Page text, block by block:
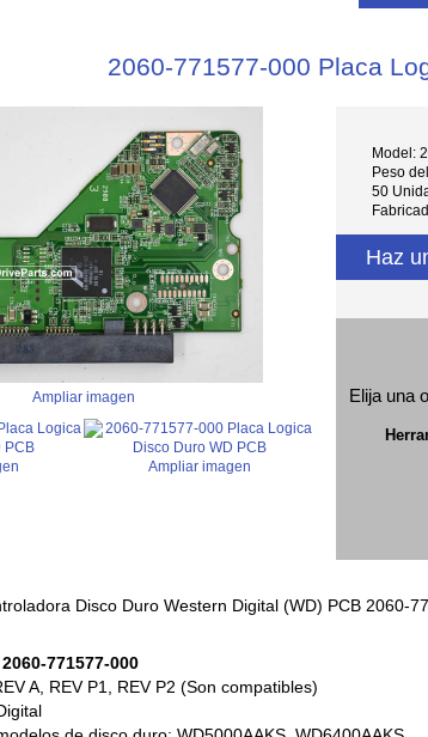
2060-771577-000 Placa
Ampliar imagen
Ampliar imagen
Model:
Peso
50
Haz
Elija una
Disco Duro Western Digital (WD) PCB 2060-
2060-771577-000
A, REV P1, REV P2 (Son compatibles)